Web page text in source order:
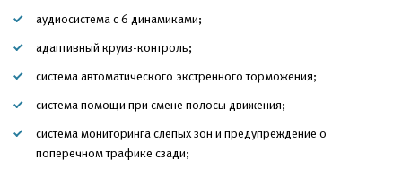
аудиосистема с 6 динамиками;
адаптивный круиз-контроль;
система автоматического экстренного торможения;
система помощи при смене полосы движения;
система мониторинга слепых зон и предупреждение о
поперечном трафике сзади;